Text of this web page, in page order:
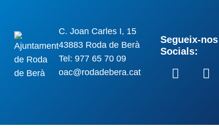
C. Joan Carles I, 15
43883 Roda de Berà
Tel: 977 65 70 09
oac@rodadebera.cat
Segueix-
Socials: